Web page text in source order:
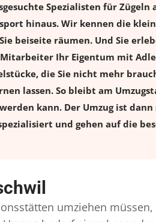
Spezialisten für
hinaus. Wir kennen die
beiseite räumen. Und Sie
Ihr Eigentum mit
die Sie nicht mehr
lassen. So bleibt am
kann. Der Umzug ist
und gehen auf die
umziehen